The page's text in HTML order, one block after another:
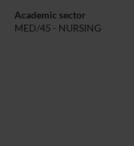
Academic sector
MED/45 - NURSING